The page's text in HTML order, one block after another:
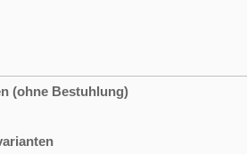
(ohne Bestuhlung)